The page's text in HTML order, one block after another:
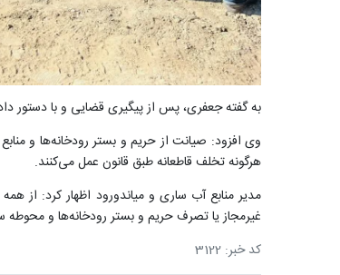
به گفته جعفری، پس از پیگیری قضایی و با دستور
وی افزود: صیانت از حریم و بستر رودخانه‌ها و
هرگونه تخلف قاطعانه طبق قانون عمل می‌کنند.
مدیر منابع آب ساری و میاندورود اظهار کرد:
غیرمجاز یا تصرف حریم و بستر رودخانه‌ها و محوطه سازه‌ها و تاسیسات آبی موضوع
کد خبر: 3122